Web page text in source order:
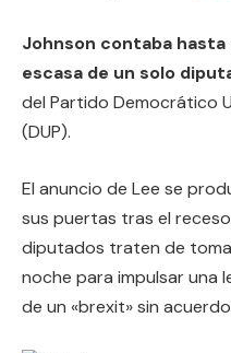
Johnson contaba hasta
escasa de un solo
del Partido Democrático
(DUP).
El anuncio de Lee se
sus puertas tras el
diputados traten de
noche para impulsar una
de un «brexit» sin